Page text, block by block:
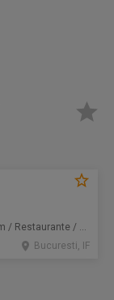
Full time | Necalificat | Turism / Restaurante / Hoteluri
Bucuresti, IF